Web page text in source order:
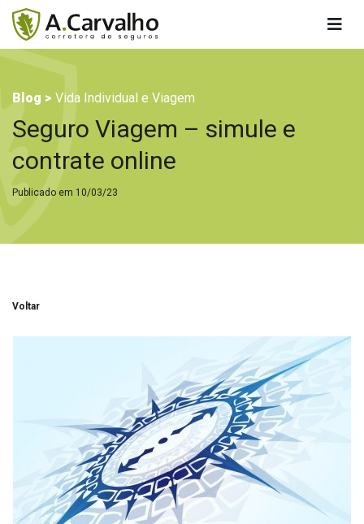
Blog > Vida Individual e Viagem
Seguro Viagem – simule e
contrate online
Publicado em 10/03/23
Voltar